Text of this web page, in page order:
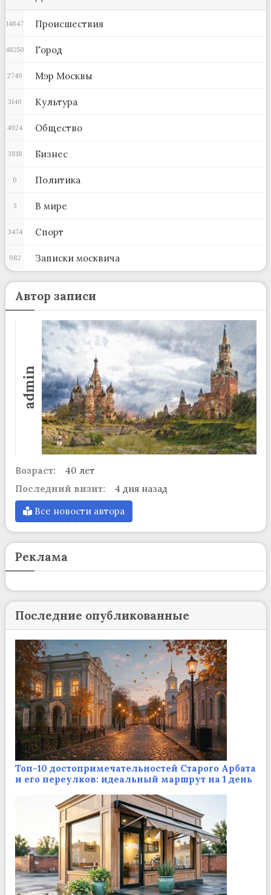
Происшествия
14847
Город
48250
Мэр Москвы
2749
Культура
3140
Общество
4924
Бизнес
3818
Политика
0
В мире
3
Спорт
3474
Записки москвича
982
Автор записи
admin
Возраст:
40 лет
Последний визит:
4 дня назад
Все новости автора
Реклама
Последние опубликованные
Топ-10 достопримечательностей Старого Арбата
и его переулков: идеальный маршрут на 1 день